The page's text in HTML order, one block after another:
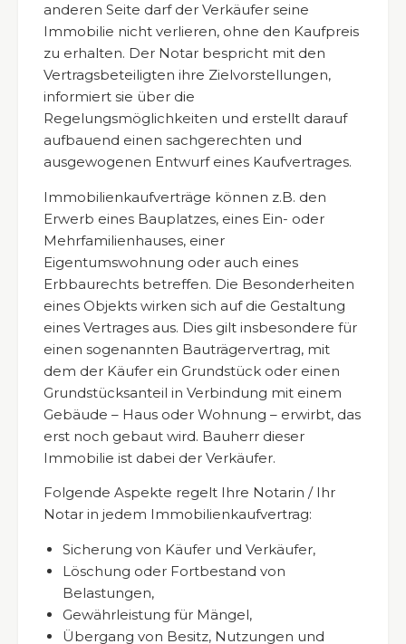
anderen Seite darf der Verkäufer seine
Immobilie nicht verlieren, ohne den Kaufpreis
zu erhalten. Der Notar bespricht mit den
Vertragsbeteiligten ihre Zielvorstellungen,
informiert sie über die
Regelungsmöglichkeiten und erstellt darauf
aufbauend einen sachgerechten und
ausgewogenen Entwurf eines Kaufvertrages.
Immobilienkaufverträge können z.B. den
Erwerb eines Bauplatzes, eines Ein- oder
Mehrfamilienhauses, einer
Eigentumswohnung oder auch eines
Erbbaurechts betreffen. Die Besonderheiten
eines Objekts wirken sich auf die Gestaltung
eines Vertrages aus. Dies gilt insbesondere für
einen sogenannten Bauträgervertrag, mit
dem der Käufer ein Grundstück oder einen
Grundstücksanteil in Verbindung mit einem
Gebäude – Haus oder Wohnung – erwirbt, das
erst noch gebaut wird. Bauherr dieser
Immobilie ist dabei der Verkäufer.
Folgende Aspekte regelt Ihre Notarin / Ihr
Notar in jedem Immobilienkaufvertrag:
Sicherung von Käufer und Verkäufer,
Löschung oder Fortbestand von
Belastungen,
Gewährleistung für Mängel,
Übergang von Besitz, Nutzungen und